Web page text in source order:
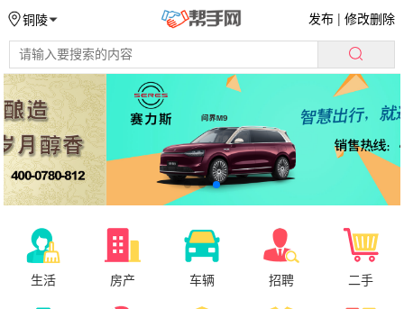
铜陵 发布 |修改删除
生活 房产 车辆 招聘 二手